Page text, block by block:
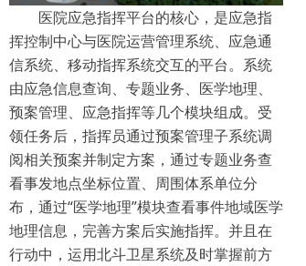
医院应急指挥平台的核心，是应急指
挥控制中心与医院运营管理系统、应急通
信系统、移动指挥系统交互的平台。系统
由应急信息查询、专题业务、医学地理、
预案管理、应急指挥等几个模块组成。受
领任务后，指挥员通过预案管理子系统调
阅相关预案并制定方案，通过专题业务查
看事发地点坐标位置、周围体系单位分
布，通过“医学地理”模块查看事件地域医学
地理信息，完善方案后实施指挥。并且在
行动中，运用北斗卫星系统及时掌握前方